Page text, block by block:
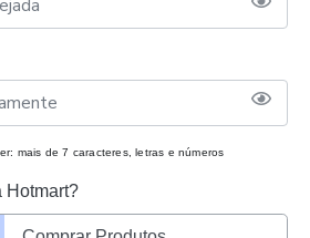
mais de 7 caracteres, letras e números
Hotmart?